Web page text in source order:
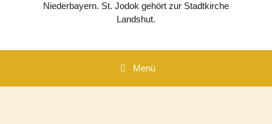
Niederbayern. St. Jodok gehört zur Stadtkirche
Landshut.
Menü